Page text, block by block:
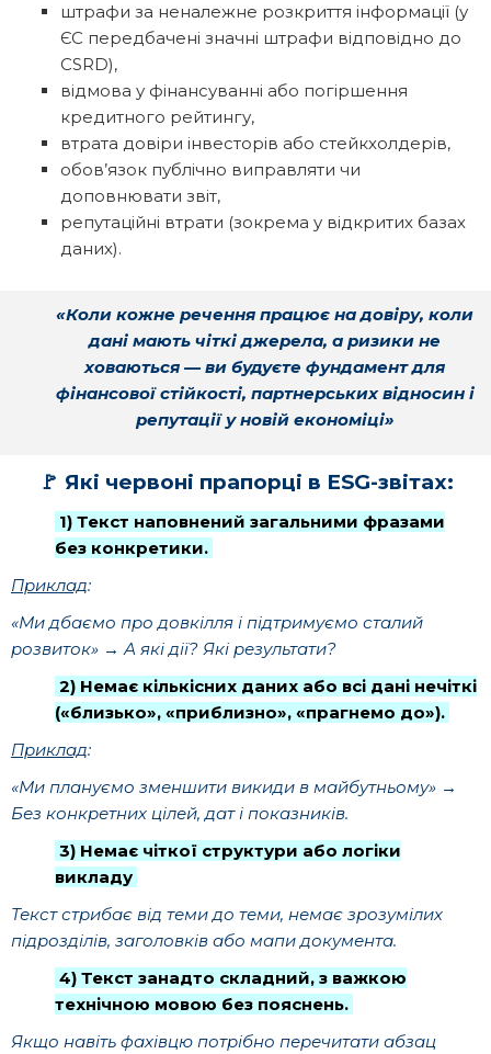
штрафи за неналежне розкриття інформації (у
ЄС передбачені значні штрафи відповідно до
CSRD),
відмова у фінансуванні або погіршення
кредитного рейтингу,
втрата довіри інвесторів або стейкхолдерів,
обов’язок публічно виправляти чи
доповнювати звіт,
репутаційні втрати (зокрема у відкритих базах
даних).
«Коли кожне речення працює на довіру, коли
дані мають чіткі джерела, а ризики не
ховаються — ви будуєте фундамент для
фінансової стійкості, партнерських відносин і
репутації у новій економіці»
🚩 Які червоні прапорці в ESG-звітах:
1) Текст наповнений загальними фразами
без конкретики.
Приклад:
«Ми дбаємо про довкілля і підтримуємо сталий
розвиток» → А які дії? Які результати?
2) Немає кількісних даних або всі дані нечіткі
(«близько», «приблизно», «прагнемо до»).
Приклад:
«Ми плануємо зменшити викиди в майбутньому» →
Без конкретних цілей, дат і показників.
3) Немає чіткої структури або логіки
викладу
Текст стрибає від теми до теми, немає зрозумілих
підрозділів, заголовків або мапи документа.
4) Текст занадто складний, з важкою
технічною мовою без пояснень.
Якщо навіть фахівцю потрібно перечитати абзац